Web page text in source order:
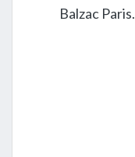
Balzac Paris.